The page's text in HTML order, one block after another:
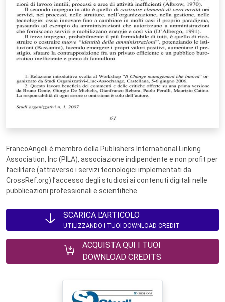
FrancoAngeli è membro della Publishers International Linking
Association, Inc (PILA), associazione indipendente e non profit per
facilitare (attraverso i servizi tecnologici implementati da
CrossRef.org) l’accesso degli studiosi ai contenuti digitali nelle
pubblicazioni professionali e scientifiche.
SCARICA L'ARTICOLO
UTILIZZANDO I TUOI DOWNLOAD CREDIT
ACQUISTA QUI I TUOI
DOWNLOAD CREDITS